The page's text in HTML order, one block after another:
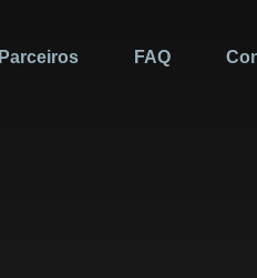
Parceiros FAQ